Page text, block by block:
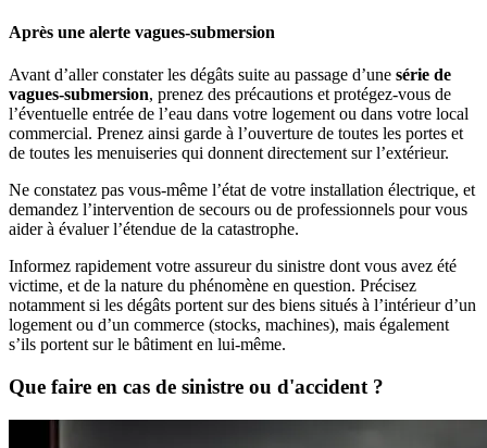
Après une alerte vagues-submersion
Avant d’aller constater les dégâts suite au passage d’une série de
vagues-submersion, prenez des précautions et protégez-vous de
l’éventuelle entrée de l’eau dans votre logement ou dans votre local
commercial. Prenez ainsi garde à l’ouverture de toutes les portes et
de toutes les menuiseries qui donnent directement sur l’extérieur.
Ne constatez pas vous-même l’état de votre installation électrique, et
demandez l’intervention de secours ou de professionnels pour vous
aider à évaluer l’étendue de la catastrophe.
Informez rapidement votre assureur du sinistre dont vous avez été
victime, et de la nature du phénomène en question. Précisez
notamment si les dégâts portent sur des biens situés à l’intérieur d’un
logement ou d’un commerce (stocks, machines), mais également
s’ils portent sur le bâtiment en lui-même.
Que faire en cas de sinistre ou d'accident ?